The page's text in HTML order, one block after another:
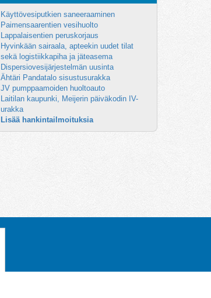
Käyttövesiputkien saneeraaminen
Paimensaarentien vesihuolto
Lappalaisentien peruskorjaus
Hyvinkään sairaala, apteekin uudet tilat
sekä logistiikkapiha ja jäteasema
Dispersiovesijärjestelmän uusinta
Ähtäri Pandatalo sisustusurakka
JV pumppaamoiden huoltoauto
Laitilan kaupunki, Meijerin päiväkodin IV-
urakka
Lisää hankintailmoituksia